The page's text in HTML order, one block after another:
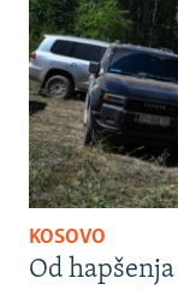
KOSOVO
Od